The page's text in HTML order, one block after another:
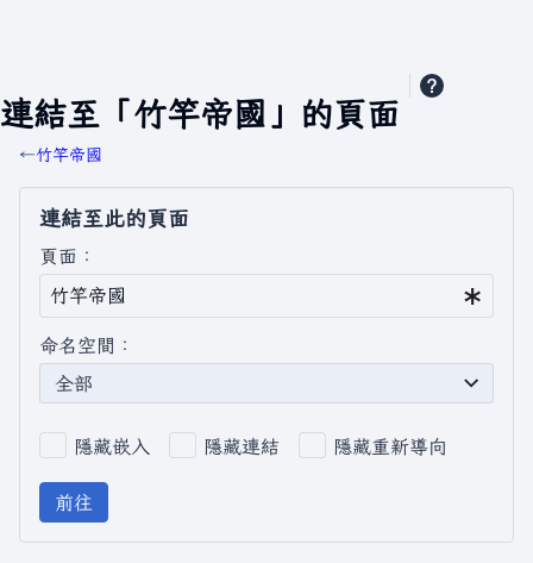
連結至「竹竿帝國」的頁面
←竹竿帝國
連結至此的頁面
頁面：
命名空間：
全部
隱藏嵌入 隱藏連結 隱藏重新導向
前往